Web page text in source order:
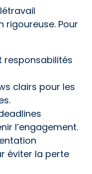
rigoureuse. Pour
responsabilités
clairs pour les
l’engagement.
éviter la perte